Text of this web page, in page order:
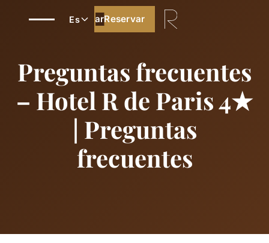
Es Reservar
Reservar
Preguntas frecuentes
– Hotel R de Paris 4★
| Preguntas
frecuentes